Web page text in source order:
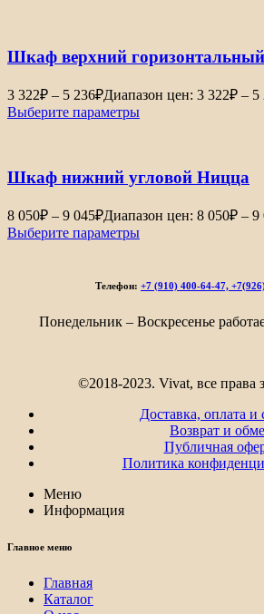
Шкаф верхний
3 322₽ – 5 236₽Диапазон цен: 3 322₽ – 5
Выберите параметры
Шкаф нижний угловой Ницца
8 050₽ – 9 045₽Диапазон цен: 8 050₽ – 9
Выберите параметры
Телефон: +7 (910) 400-64-47,
Понедельник – Воскресенье
©2018-2023. Vivat, все
Доставка, оплата и
Возврат и
Публичная
Политика
Меню
Информация
Главное меню
Главная
Каталог